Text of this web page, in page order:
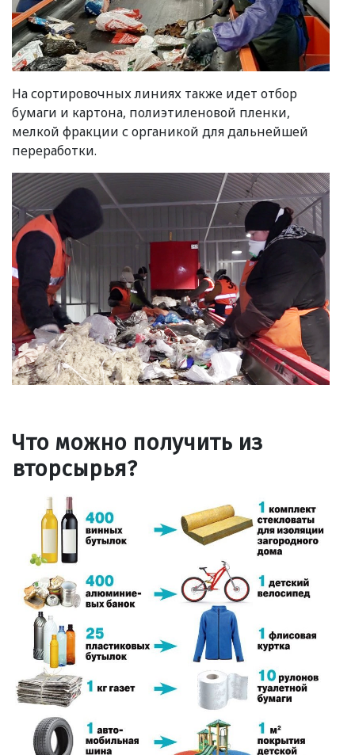
На сортировочных линиях также идет отбор
бумаги и картона, полиэтиленовой пленки,
мелкой фракции с органикой для дальнейшей
переработки.
Что можно получить из
вторсырья?